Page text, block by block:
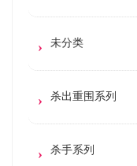
未分类
杀出重围系列
杀手系列